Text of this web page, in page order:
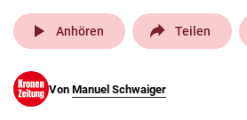
pin_drop
Wien
play_arrow Anhören Teilen
Von Manuel Schwaiger